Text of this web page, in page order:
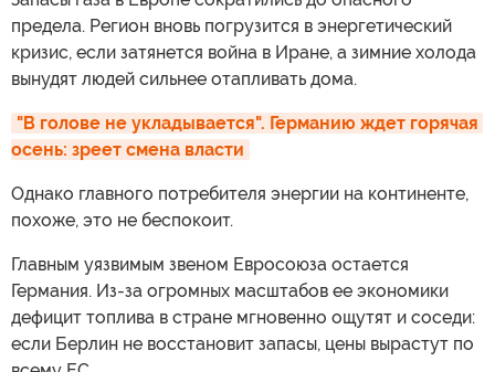
предела. Регион вновь погрузится в энергетический
кризис, если затянется война в Иране, а зимние холода
вынудят людей сильнее отапливать дома.
"В голове не укладывается". Германию ждет горячая
осень: зреет смена власти
Однако главного потребителя энергии на континенте,
похоже, это не беспокоит.
Главным уязвимым звеном Евросоюза остается
Германия. Из-за огромных масштабов ее экономики
дефицит топлива в стране мгновенно ощутят и соседи:
если Берлин не восстановит запасы, цены вырастут по